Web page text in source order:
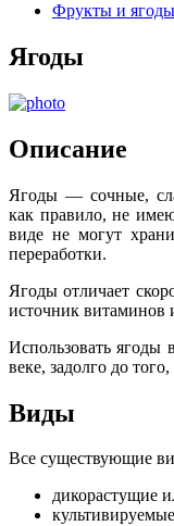
Фрукты и ягоды
Ягоды
Описание
Ягоды — сочные,
как правило, не
виде не могут
переработки.
Ягоды отличает
источник витаминов
Использовать
веке, задолго до
Виды
Все существующие
дикорастущие